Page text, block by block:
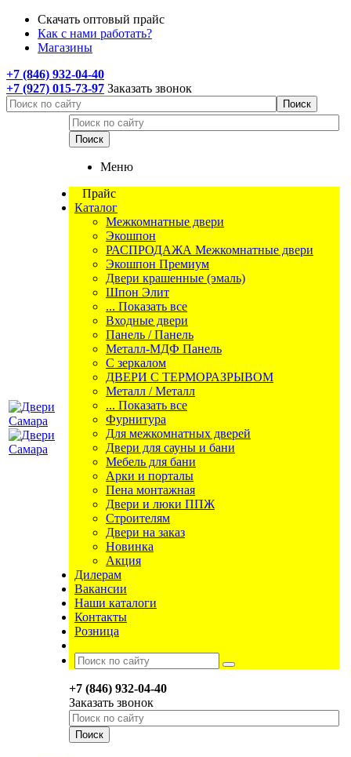
Скачать оптовый прайс
Как с нами работать?
Магазины
+7 (846) 932-04-40
+7 (927) 015-73-97 Заказать звонок
Меню
Прайс
Каталог
Межкомнатные двери
Экошпон
РАСПРОДАЖА Межкомнатные двери
Экошпон Премиум
Двери крашенные (эмаль)
Шпон Элит
... Показать все
Входные двери
Панель / Панель
Металл-МДФ Панель
С зеркалом
ДВЕРИ С ТЕРМОРАЗРЫВОМ
Металл / Металл
... Показать все
Фурнитура
Для межкомнатных дверей
Двери для сауны и бани
Мебель для бани
Арки и порталы
Пена монтажная
Двери и люки ППЖ
Строителям
Двери на заказ
Новинка
Акция
Дилерам
Вакансии
Наши каталоги
Контакты
Розница
+7 (846) 932-04-40
Заказать звонок